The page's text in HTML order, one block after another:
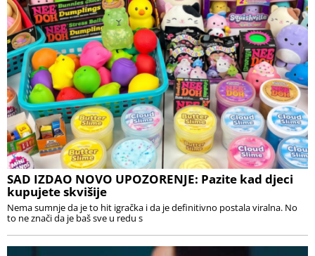
SAD IZDAO NOVO UPOZORENJE: Pazite kad djeci
kupujete skvišije
Nema sumnje da je to hit igračka i da je definitivno postala viralna. No
to ne znači da je baš sve u redu s